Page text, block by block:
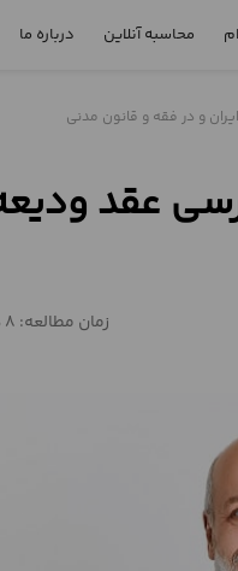
محاسبه آنلاین درباره ما
و در فقه و قانون مدنی
عقد
زمان مطالعه: 8 دقیقه